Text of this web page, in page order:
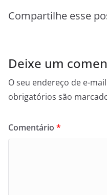
Compartilhe esse
Deixe um
O seu endereço de e-
obrigatórios são
Comentário *